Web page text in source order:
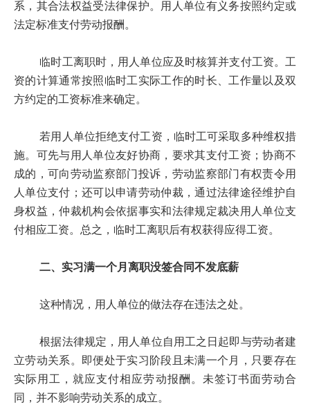
系，其合法权益受法律保护。用人单位有义务按照约定或
法定标准支付劳动报酬。
临时工离职时，用人单位应及时核算并支付工资。工
资的计算通常按照临时工实际工作的时长、工作量以及双
方约定的工资标准来确定。
若用人单位拒绝支付工资，临时工可采取多种维权措
施。可先与用人单位友好协商，要求其支付工资；协商不
成的，可向劳动监察部门投诉，劳动监察部门有权责令用
人单位支付；还可以申请劳动仲裁，通过法律途径维护自
身权益，仲裁机构会依据事实和法律规定裁决用人单位支
付相应工资。总之，临时工离职后有权获得应得工资。
二、实习满一个月离职没签合同不发底薪
这种情况，用人单位的做法存在违法之处。
根据法律规定，用人单位自用工之日起即与劳动者建
立劳动关系。即便处于实习阶段且未满一个月，只要存在
实际用工，就应支付相应劳动报酬。未签订书面劳动合
同，并不影响劳动关系的成立。